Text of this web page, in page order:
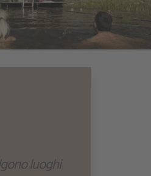
luoghi